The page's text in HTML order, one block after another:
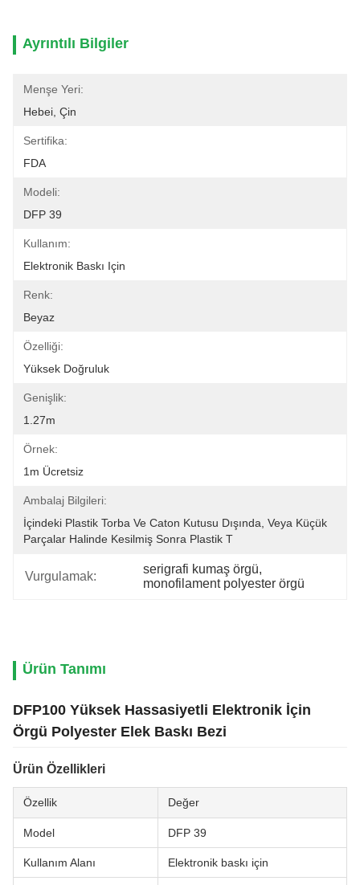
Ayrıntılı Bilgiler
Menşe Yeri:
Hebei, Çin
Sertifika:
FDA
Modeli:
DFP 39
Kullanım:
Elektronik Baskı Için
Renk:
Beyaz
Özelliği:
Yüksek Doğruluk
Genişlik:
1.27m
Örnek:
1m Ücretsiz
Ambalaj Bilgileri:
İçindeki Plastik Torba Ve Caton Kutusu Dışında, Veya Küçük
Parçalar Halinde Kesilmiş Sonra Plastik T
Vurgulamak:
serigrafi kumaş örgü,
monofilament polyester örgü
Ürün Tanımı
DFP100 Yüksek Hassasiyetli Elektronik İçin
Örgü Polyester Elek Baskı Bezi
Ürün Özellikleri
Özellik Değer
Model DFP 39
Kullanım Alanı Elektronik baskı için